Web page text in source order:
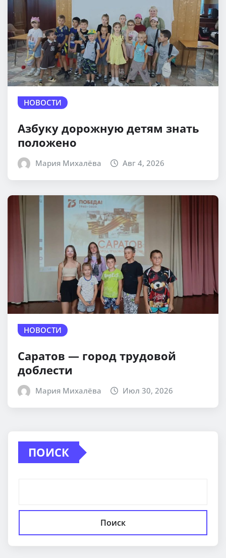
НОВОСТИ
Азбуку дорожную детям знать
положено
Мария Михалёва Авг 4, 2026
НОВОСТИ
Саратов — город трудовой
доблести
Мария Михалёва Июл 30, 2026
ПОИСК
Поиск